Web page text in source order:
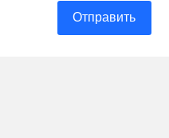
Отправить